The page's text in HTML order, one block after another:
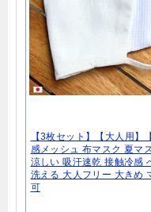
【3枚セット】【大人用
感メッシュ 布マスク 夏マ
涼しい 吸汗速乾 接触冷感
洗える 大人フリー 大きめ
可